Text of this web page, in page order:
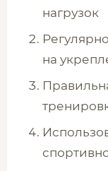
нагрузок
на